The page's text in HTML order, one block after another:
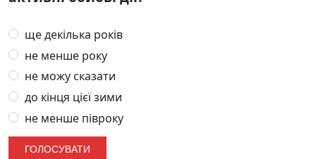
ще декілька років
не менше року
не можу сказати
до кінця цієї зими
не менше півроку